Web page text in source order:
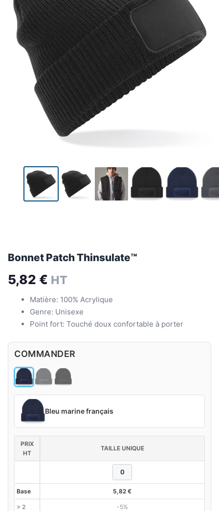
Bonnet Patch Thinsulate™
5,82 € HT
Matière: 100% Acrylique
Genre: Unisexe
Point fort: Touché doux confortable à porter
COMMANDER
Bleu marine français
PRIX
HT
TAILLE UNIQUE
Base 5,82 €
> 2 -5%